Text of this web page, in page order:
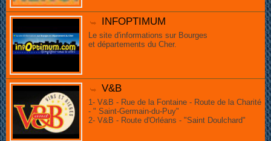
INFOPTIMUM
Le site d'informations sur Bourges
et départements du Cher.
V&B
1- V&B - Rue de la Fontaine - Route de la Charité
- " Saint-Germain-du-Puy"
2- V&B - Route d'Orléans - "Saint Doulchard"